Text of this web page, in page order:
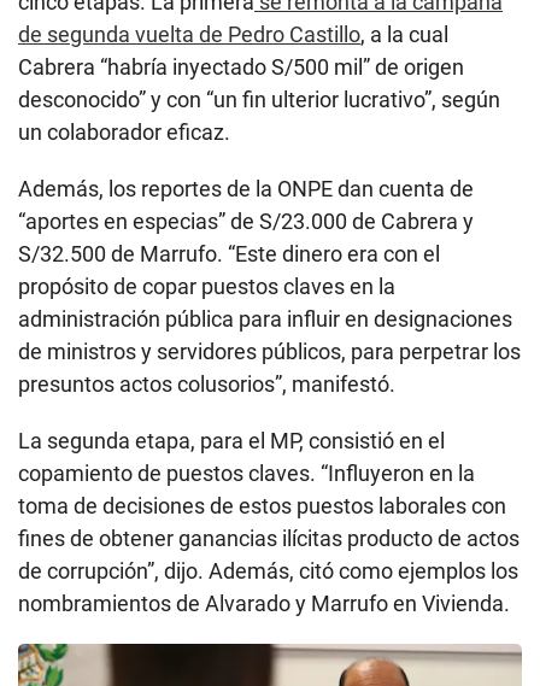
de segunda vuelta de Pedro Castillo, a la cual
Cabrera “habría inyectado S/500 mil” de origen
desconocido” y con “un fin ulterior lucrativo”, según
un colaborador eficaz.
Además, los reportes de la ONPE dan cuenta de
“aportes en especias” de S/23.000 de Cabrera y
S/32.500 de Marrufo. “Este dinero era con el
propósito de copar puestos claves en la
administración pública para influir en designaciones
de ministros y servidores públicos, para perpetrar los
presuntos actos colusorios”, manifestó.
La segunda etapa, para el MP, consistió en el
copamiento de puestos claves. “Influyeron en la
toma de decisiones de estos puestos laborales con
fines de obtener ganancias ilícitas producto de actos
de corrupción”, dijo. Además, citó como ejemplos los
nombramientos de Alvarado y Marrufo en Vivienda.